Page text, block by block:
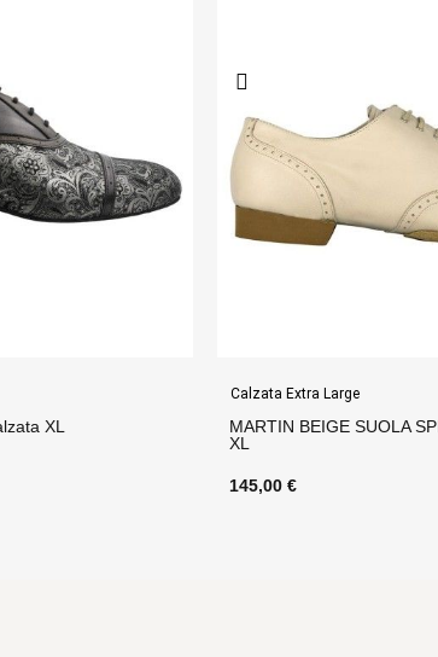
XL
Calzata Extra Large
MARTIN BEIGE SUOLA
XL
145,00 €